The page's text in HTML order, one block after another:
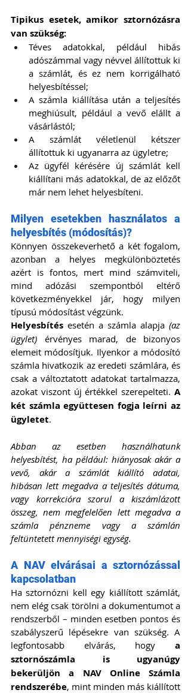
Tipikus esetek, amikor sztornózásra
van szükség:
Téves adatokkal, például hibás
adószámmal vagy névvel állítottuk ki
a számlát, és ez nem korrigálható
helyesbítéssel;
A számla kiállítása után a teljesítés
meghiúsult, például a vevő elállt a
vásárlástól;
A számlát véletlenül kétszer
állítottuk ki ugyanarra az ügyletre;
Az ügyfél kérésére új számlát kell
kiállítani más adatokkal, de az előzőt
már nem lehet helyesbíteni.
Milyen esetekben használatos a
helyesbítés (módosítás)?
Könnyen összekeverhető a két fogalom,
azonban a helyes megkülönböztetés
azért is fontos, mert mind számviteli,
mind adózási szempontból eltérő
következményekkel jár, hogy milyen
típusú módosítást végzünk.
Helyesbítés esetén a számla alapja (az
ügylet) érvényes marad, de bizonyos
elemeit módosítjuk. Ilyenkor a módosító
számla hivatkozik az eredeti számlára, és
csak a változtatott adatokat tartalmazza,
azokat viszont új értékkel szerepelteti. A
két számla együttesen fogja leírni az
ügyletet.
Abban az esetben használhatunk
helyesbítést, ha például: hiányosak akár a
vevő, akár a számlát kiállító adatai,
hibásan lett megadva a teljesítés dátuma,
vagy korrekcióra szorul a kiszámlázott
összeg, nem megfelelően lett megadva a
számla pénzneme vagy a számlán
feltüntetett mennyiségi egység.
A NAV elvárásai a sztornózással
kapcsolatban
Ha sztornózni kell egy kiállított számlát,
nem elég csak törölni a dokumentumot a
rendszerből – minden esetben pontos és
szabályszerű lépésekre van szükség. A
legfontosabb elvárás, hogy a
sztornószámla is ugyanúgy
bekerüljön a NAV Online Számla
rendszerébe, mint minden más kiállított